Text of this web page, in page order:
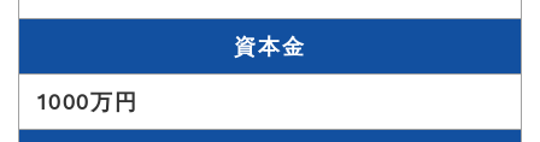
資本金
1000万円